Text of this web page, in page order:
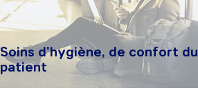
Soins d'hygiène, de confort du
patient